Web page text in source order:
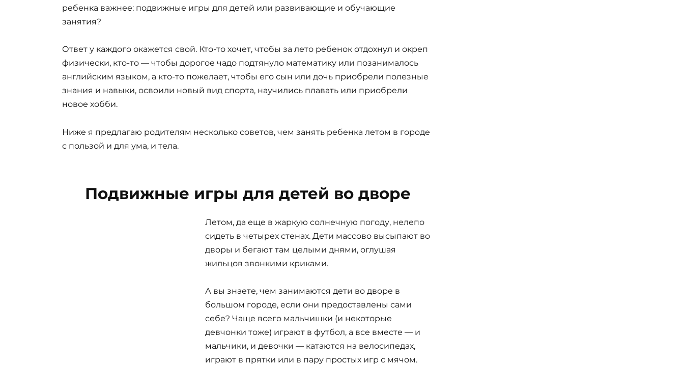
ребенка важнее: подвижные игры для детей или развивающие и обучающие
занятия?
Ответ у каждого окажется свой. Кто-то хочет, чтобы за лето ребенок отдохнул и окреп
физически, кто-то — чтобы дорогое чадо подтянуло математику или позанималось
английским языком, а кто-то пожелает, чтобы его сын или дочь приобрели полезные
знания и навыки, освоили новый вид спорта, научились плавать или приобрели
новое хобби.
Ниже я предлагаю родителям несколько советов, чем занять ребенка летом в городе
с пользой и для ума, и тела.
Подвижные игры для детей во дворе
Летом, да еще в жаркую солнечную погоду, нелепо
сидеть в четырех стенах. Дети массово высыпают во
дворы и бегают там целыми днями, оглушая
жильцов звонкими криками.
А вы знаете, чем занимаются дети во дворе в
большом городе, если они предоставлены сами
себе? Чаще всего мальчишки (и некоторые
девчонки тоже) играют в футбол, а все вместе — и
мальчики, и девочки — катаются на велосипедах,
играют в прятки или в пару простых игр с мячом.